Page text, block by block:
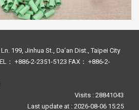
199, Jinhua St., Da’an Dist., Taipei City
： +886-2-2351-5123 FAX： +886-2-
Visits : 28841043
Last update at :2026-08-06 15:25